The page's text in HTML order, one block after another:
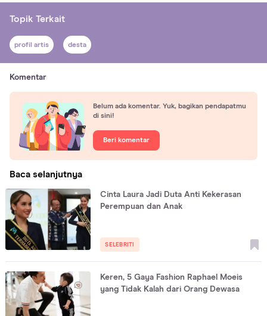
Topik Terkait
profil artis desta
Komentar
Belum ada komentar. Yuk, bagikan pendapatmu
di sini!
Beri komentar
Baca selanjutnya
Cinta Laura Jadi Duta Anti Kekerasan
Perempuan dan Anak
SELEBRITI
Keren, 5 Gaya Fashion Raphael Moeis
yang Tidak Kalah dari Orang Dewasa